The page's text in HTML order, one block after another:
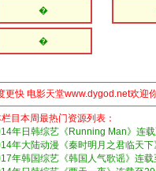
�
�
快 电影天堂www.dygod.net欢迎
目本周最热门资源列表：
年日韩综艺《Running Man》连
年大陆动漫《秦时明月之君临天
年韩国综艺《韩国人气歌谣》连